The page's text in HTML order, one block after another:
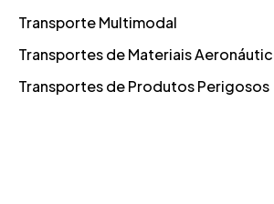
Transporte Multimodal
Transportes de Materiais
Transportes de Produtos Perigosos